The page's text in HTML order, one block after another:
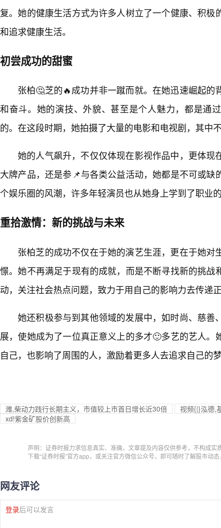
复。她的健康生活方式为许多人树立了一个健康、积极
和追求健康生活。
初尝成功的甜蜜
张柏🤔芝的🔥成功并非一蹴而就。在她迅速崛起的
和奋斗。她的演技、外貌、甚至是个人魅力，都是通
的。在这段时期，她拍摄了大量的电影和电视剧，其中
她的人气飙升，不仅仅体现在影视作品中，更体现
大牌产品，还是参📌与各类公益活动，她都是不可或缺
个娱乐圈的风潮，许多年轻演员也从她身上学到了职业
重拾激情：新的挑战与未来
张柏芝的成功不仅在于她的演艺生涯，更在于她
憬。她不再满足于现有的成就，而是不断寻找新的挑战
动，关注社会热点问题，致力于用自己的影响力去传递
她还积极参与到其他领域的发展中，如时尚、慈善
展，使她成为了一位真正意义上的多才🙂多艺的艺人。
自己，也影响了周围的人，激励着更多人去追求自己的
潍,柴动力践行长期主义，市值较上市首日增长近30倍
视频{|}泓德,
xd!紫金矿股价创新高
声明：证券时报力求信息真实、准确，文章提及内容仅供参考，不构成实
下载“证券时报”官方app，或关注官方微信公众号，即可随时了解股市动
网友评论
登录后可以发言